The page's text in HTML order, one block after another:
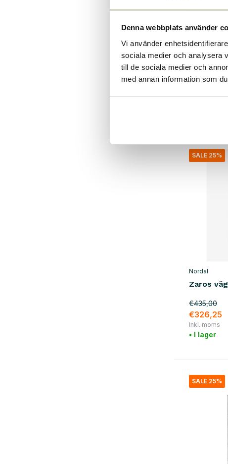
Denna webbplats använder
Vi använder
sociala medier och analysera
till de sociala medier och
med annan information som
House Doctor
Rack
€799,00
Inkl. moms
SALE 25%
Nordal
Zaros
€435,00
€326,25
Inkl. moms
• I lager
SALE 25%